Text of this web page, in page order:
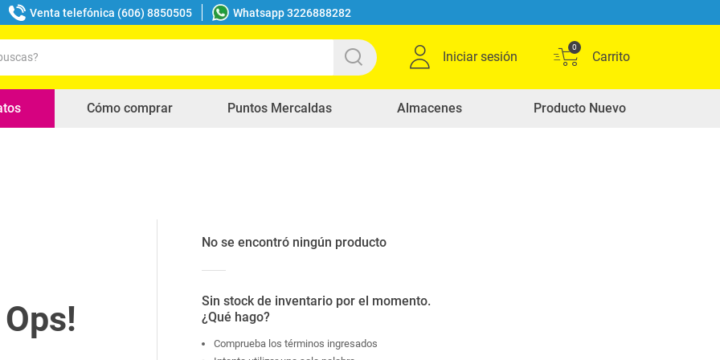
Venta telefónica (606) 8850505 Whatsapp 3226888282
Iniciar sesión
0
Cómo comprar Puntos Mercaldas Almacenes Producto Nuevo
No se encontró ningún producto
Sin stock de inventario por el momento.
¿Qué hago?
Comprueba los términos ingresados
buscados